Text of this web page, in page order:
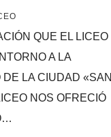
QUE EL LICEO
A LA
LA CIUDAD «SAN
NOS OFRECIÓ